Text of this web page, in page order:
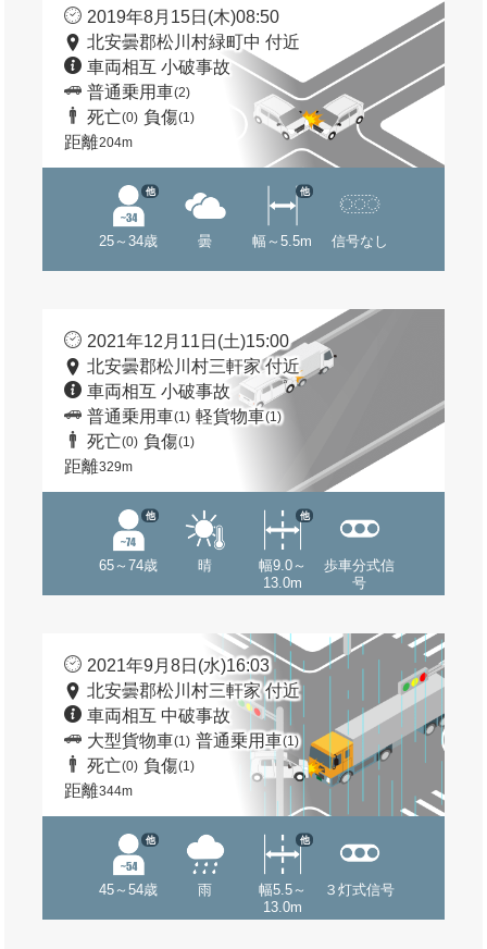
2019年8月15日(木)08:50
北安曇郡松川村緑町中 付近
車両相互 小破事故
普通乗用車(2)
死亡(0) 負傷(1)
距離204m
25～34歳
他
曇 幅～5.5m
他
信号なし
2021年12月11日(土)15:00
北安曇郡松川村三軒家 付近
車両相互 小破事故
普通乗用車(1) 軽貨物車(1)
死亡(0) 負傷(1)
距離329m
65～74歳
他
晴
幅9.0～
13.0m
他
歩車分式信
号
2021年9月8日(水)16:03
北安曇郡松川村三軒家 付近
車両相互 中破事故
大型貨物車(1) 普通乗用車(1)
死亡(0) 負傷(1)
距離344m
45～54歳
他
雨
幅5.5～
13.0m
他
３灯式信号